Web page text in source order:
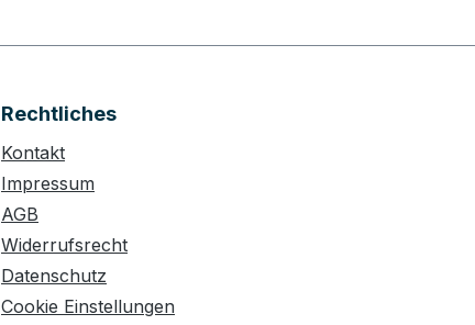
Rechtliches
Kontakt
Impressum
AGB
Widerrufsrecht
Datenschutz
Cookie Einstellungen